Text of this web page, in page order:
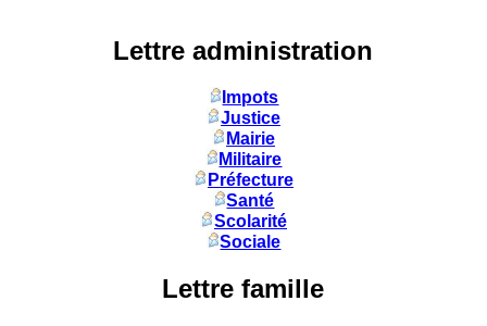
Lettre administration
Impots
Justice
Mairie
Militaire
Préfecture
Santé
Scolarité
Sociale
Lettre famille